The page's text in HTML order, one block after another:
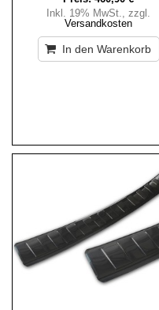
Inkl. 19% MwSt., zzgl.
Versandkosten
In den Warenkorb